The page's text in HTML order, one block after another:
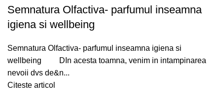
Semnatura Olfactiva- parfumul inseamna
igiena si wellbeing
Semnatura Olfactiva- parfumul inseamna igiena si
wellbeing DIn acesta toamna, venim in intampinarea
nevoii dvs de&n...
Citeste articol